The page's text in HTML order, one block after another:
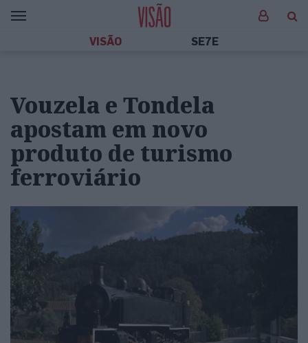
VISÃO SE7E
Vouzela e Tondela
apostam em novo
produto de turismo
ferroviário